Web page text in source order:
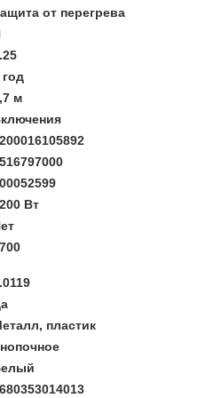
от перегрева
год
м
Вт
пластик